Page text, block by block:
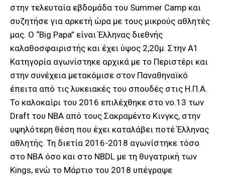
στην τελευταία εβδομάδα του Summer Camp και
συζητήσε για αρκετή ώρα με τους μικρούς αθλητές
μας. O “Big Papa” είναι Έλληνας διεθνής
καλαθοσφαιριστής και έχει ύψος 2,20μ. Στην Α1
Κατηγορία αγωνίστηκε αρχικά με το Περιστέρι και
στην συνέχεια μετακόμισε στον Παναθηναϊκό
έπειτα από τις λυκειακές του σπουδές στις Η.Π.Α.
Το καλοκαίρι του 2016 επιλέχθηκε στο νο.13 των
Draft του NBA από τους Σακραμέντο Κινγκς, στην
υψηλότερη θέση που έχει καταλάβει ποτέ Έλληνας
αθλητής. Τη διετία 2016-2018 αγωνίστηκε τόσο
στο NBA όσο και στο NBDL με τη θυγατρική των
Kings, ενώ το Μάρτιο του 2018 υπέγραψε